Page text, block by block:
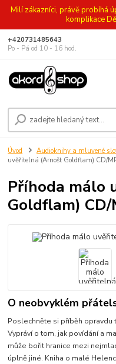
Milí zákazníci, právě probíhá
komplikace
+420731485643
Po - Pá od 10 - 16 hod.
Úvod Audioknihy a mluvené
uvěřitelná (Arnošt Goldflam) CD/
Příhoda málo
Goldflam) CD/
O neobvyklém
Poslechněte si příběh opravdu
Vypráví o tom, jak povídání a
může bořit hranice mezi
úplně jiné. Kniha o malé